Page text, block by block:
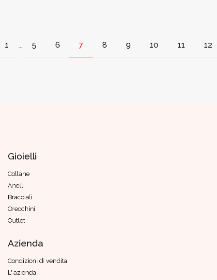
1 ... 5 6 7 8 9 10 11 12
Gioielli
Collane
Anelli
Bracciali
Orecchini
Outlet
Azienda
Condizioni di vendita
L' azienda